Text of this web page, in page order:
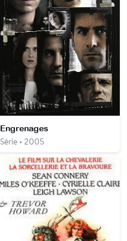
Engrenages
Série • 2005